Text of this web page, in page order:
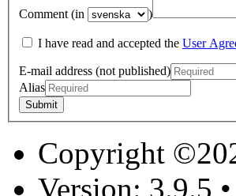
Comment (in )
I have read and accepted the User
E-mail address (not published)
Alias
Copyright
Version: 3.9.5 •